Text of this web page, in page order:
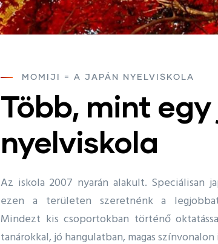
MOMIJI = A JAPÁN NYELVISKOLA
Több, mint
nyelviskola
Az iskola 2007 nyarán alakult. Speciálisan
ezen a területen szeretnénk a
Mindezt kis csoportokban történő
tanárokkal, jó hangulatban, magas